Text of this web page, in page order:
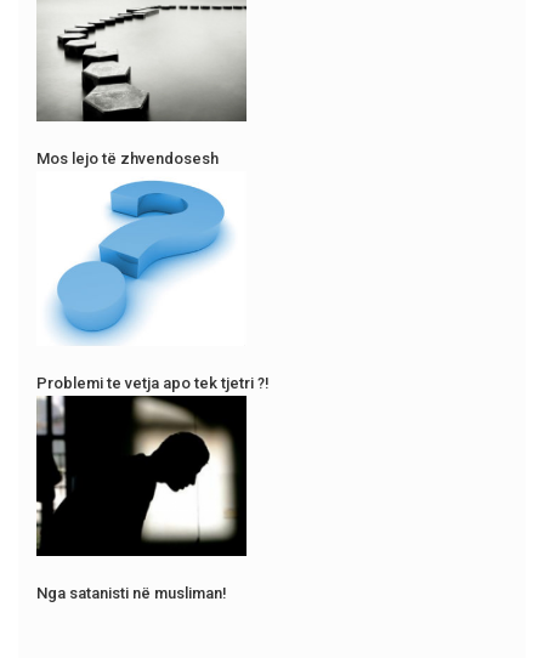
Mos lejo të zhvendosesh
Problemi te vetja apo tek tjetri ?!
Nga satanisti në musliman!